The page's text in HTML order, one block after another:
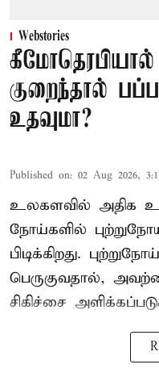
Webstories
குறைந்தால்
உதவுமா?
Published on: 02 Aug 2026,
உலகளவில் அதிக
நோய்களில்
பிடிக்கிறது.
பெருகுவதால்,
சிகிச்சை